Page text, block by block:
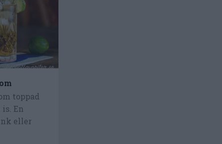
toppad
En
eller